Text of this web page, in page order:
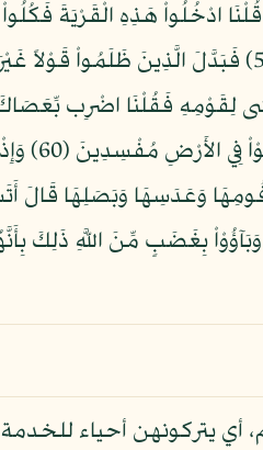
يَظْلِمُونَ (57) وَإِذْ قُلْنَا
خَطَايَاكُمْ وَسَنَزِيدُ الْمُحْسِنِينَ (58)
مُوسَى لِقَوْمِهِ فَقُلْنَا
كُلُواْ
وَعَدَسِهَا وَبَصَلِهَا قَالَ
بِغَضَبٍ مِّنَ اللَّهِ ذَلِكَ
يتركونهن أحياء